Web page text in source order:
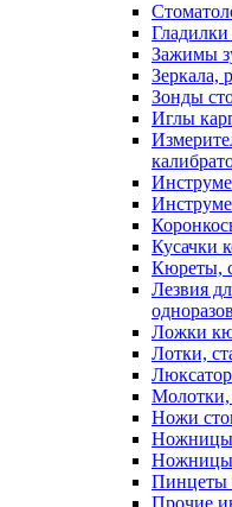
Гладилки
Зажимы
Зеркала,
Зонды
Иглы
Кусачки
Кюреты,
Лезвия
Ложки
Лотки,
Молотки,
Ножи
Ножницы
Ножницы
Пинцеты